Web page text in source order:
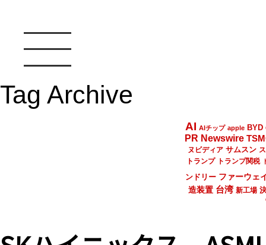
Tag Archive
AI AIチップ apple BYD
PR Newswire
ヌビディア サムスン
トランプ
トランプ関税
ンドリー ファーウェ
造装置 台湾 新工場